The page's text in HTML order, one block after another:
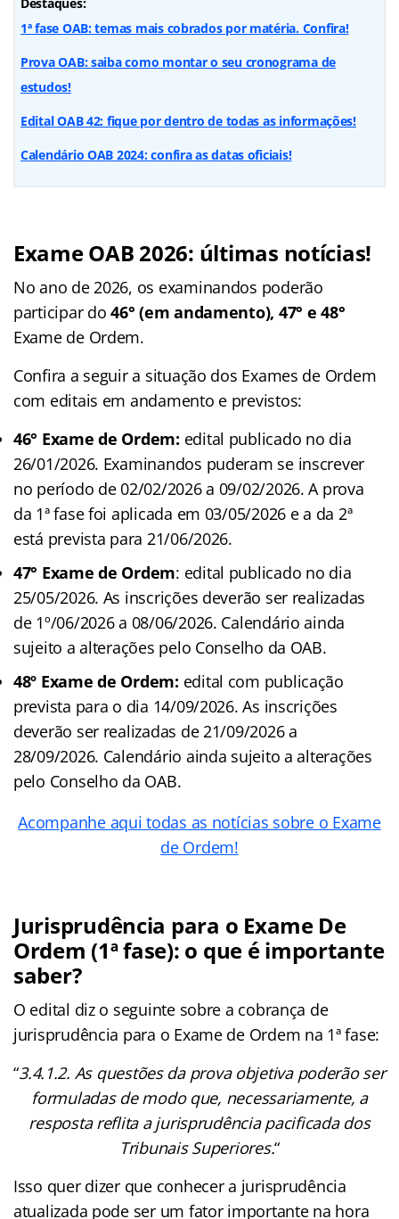
1ª fase OAB: temas mais cobrados por matéria. Confira!
Prova OAB: saiba como montar o seu cronograma de
estudos!
Edital OAB 42: fique por dentro de todas as informações!
Calendário OAB 2024: confira as datas oficiais!
Exame OAB 2026: últimas notícias!
No ano de 2026, os examinandos poderão
participar do46° (em andamento), 47° e 48°
Exame de Ordem.
Confira a seguir a situação dos Exames de Ordem
com editais em andamento e previstos:
46° Exame de Ordem: edital publicado no dia
26/01/2026. Examinandos puderam se inscrever
no período de 02/02/2026 a 09/02/2026. A prova
da 1ª fase foi aplicada em 03/05/2026 e a da 2ª
está prevista para 21/06/2026.
47° Exame de Ordem: edital publicado no dia
25/05/2026. As inscrições deverão ser realizadas
de 1º/06/2026 a 08/06/2026. Calendário ainda
sujeito a alterações pelo Conselho da OAB.
48º Exame de Ordem: edital com publicação
prevista para o dia 14/09/2026. As inscrições
deverão ser realizadas de 21/09/2026 a
28/09/2026. Calendário ainda sujeito a alterações
pelo Conselho da OAB.
Acompanhe aqui todas as notícias sobre o Exame
de Ordem!
Jurisprudência para o Exame De
Ordem (1ª fase): o que é importante
saber?
O edital diz o seguinte sobre a cobrança de
jurisprudência para o Exame de Ordem na 1ª fase:
“3.4.1.2. As questões da prova objetiva poderão ser
formuladas de modo que, necessariamente, a
resposta reflita a jurisprudência pacificada dos
Tribunais Superiores.“
Isso quer dizer que conhecer a jurisprudência
atualizada pode ser um fator importante na hora